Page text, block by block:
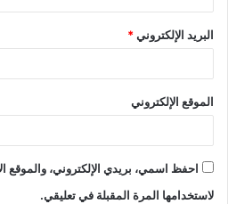
البريد الإلكتروني*
الموقع الإلكتروني
احفظ اسمي، بريدي الإلكتروني، والموقع
لاستخدامها المرة المقبلة في تعليقي.